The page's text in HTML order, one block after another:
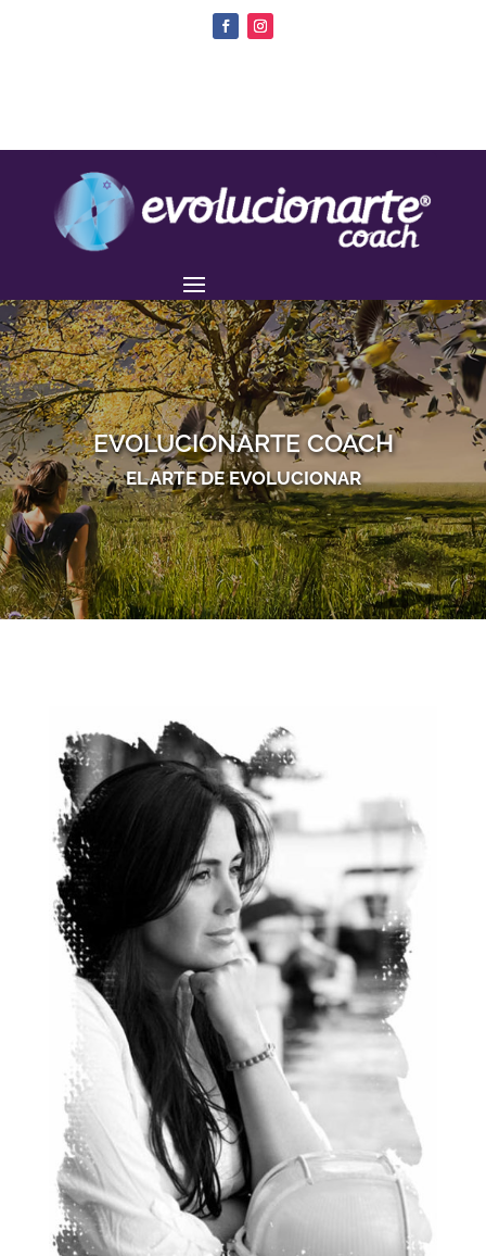
EVOLUCIONARTE COACH
EL ARTE DE EVOLUCIONAR